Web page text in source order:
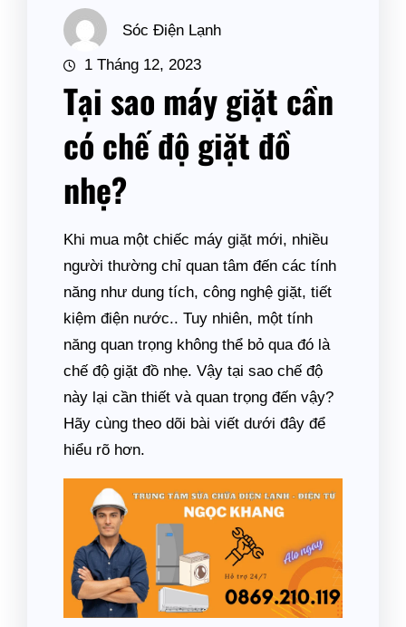
Sóc Điện Lạnh
1 Tháng 12, 2023
Tại sao máy giặt cần
có chế độ giặt đồ
nhẹ?
Khi mua một chiếc máy giặt mới, nhiều
người thường chỉ quan tâm đến các tính
năng như dung tích, công nghệ giặt, tiết
kiệm điện nước.. Tuy nhiên, một tính
năng quan trọng không thể bỏ qua đó là
chế độ giặt đồ nhẹ. Vậy tại sao chế độ
này lại cần thiết và quan trọng đến vậy?
Hãy cùng theo dõi bài viết dưới đây để
hiểu rõ hơn.